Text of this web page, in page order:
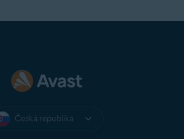
Česká republika